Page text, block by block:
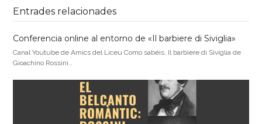
Entrades relacionades
Conferencia online al entorno de «Il barbiere di Siviglia»
Canal Youtube de Amics del Liceu Como sabéis, Il barbiere di Siviglia de
Gioachino Rossini…